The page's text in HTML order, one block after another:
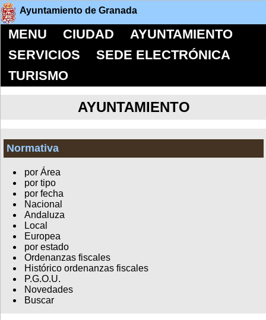
Ayuntamiento de Granada
MENU CIUDAD
AYUNTAMIENTO
SERVICIOS
SEDE ELECTRÓNICA
TURISMO
AYUNTAMIENTO
Normativa
por Área
por tipo
por fecha
Nacional
Andaluza
Local
Europea
por estado
Ordenanzas fiscales
Histórico ordenanzas fiscales
P.G.O.U.
Novedades
Buscar